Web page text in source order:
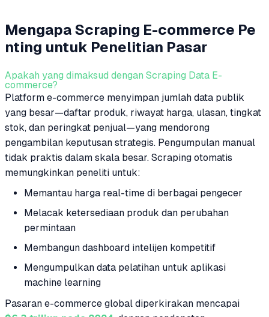
Mengapa Scraping E-commerce Pe
nting untuk Penelitian Pasar
Apakah yang dimaksud dengan Scraping Data E-
commerce?
Platform e-commerce menyimpan jumlah data publik
yang besar—daftar produk, riwayat harga, ulasan, tingkat
stok, dan peringkat penjual—yang mendorong
pengambilan keputusan strategis. Pengumpulan manual
tidak praktis dalam skala besar. Scraping otomatis
memungkinkan peneliti untuk:
Memantau harga real-time di berbagai pengecer
Melacak ketersediaan produk dan perubahan
permintaan
Membangun dashboard intelijen kompetitif
Mengumpulkan data pelatihan untuk aplikasi
machine learning
Pasaran e-commerce global diperkirakan mencapai